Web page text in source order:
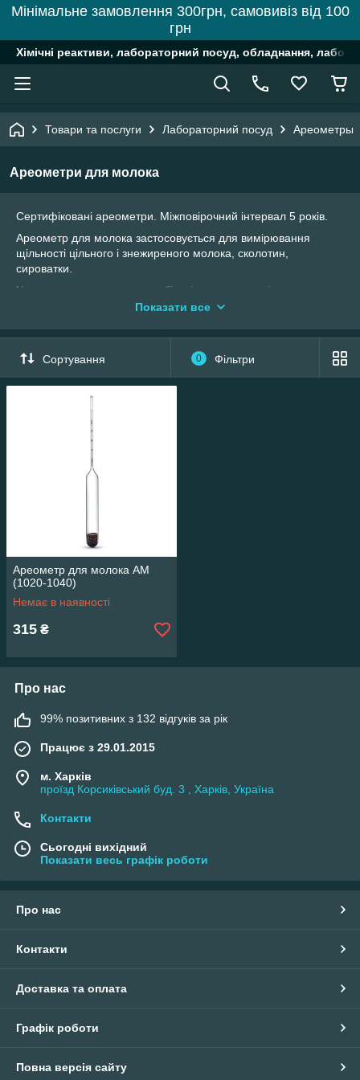
Мінімальне замовлення 300грн, самовивіз від 100
грн
Хімічні реактиви, лабораторний посуд, обладнання,
Товари та послуги Лабораторний посуд Ареометры
Ареометри для молока
Сертифіковані ареометри. Міжповірочний інтервал 5 років.
Ареометр для молока застосовується для вимірювання
щільності цільного і знежиреного молока, сколотин,
сироватки.
На кожному молочному комбінаті, молокозаводі чи
приватному цеху з виробництва молочних продуктів має бути
сировини та кінцевої продукції. Головними показниками
молока і молочних продуктів є жирність та щільність.
Жирність визначають бутирометром, а за допомогою
ареометра визначають щільність.
частині якого баласт, а верхній - градуювання в кг/см³.
Показати все
Сортування 0 Фільтри
Ареометр для молока АМ
(1020-1040)
Немає в наявності
315 ₴
Про нас
99% позитивних з 132 відгуків за рік
Працює з 29.01.2015
м. Харків
проїзд Корсиківський буд. 3 , Харків, Україна
Контакти
Сьогодні вихідний
Показати весь графік роботи
Про нас
Контакти
Доставка та оплата
Графік роботи
Повна версія сайту